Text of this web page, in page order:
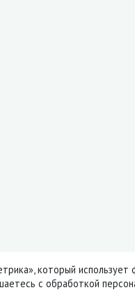
который использует
с обработкой